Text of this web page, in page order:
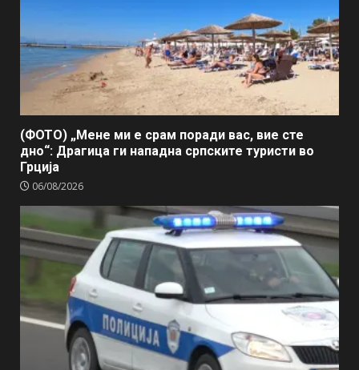
(ФОТО) „Мене ми е срам поради вас, вие сте
дно“: Драгица ги нападна српските туристи во
Грција
06/08/2026